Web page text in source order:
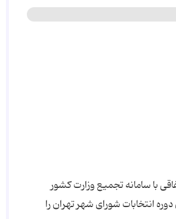
با بیان اینکه ۱۵ صندوق به صورت اتفاقی با سامانه تجمیع وزارت کشور
انتخابات شورای شهر تهران را